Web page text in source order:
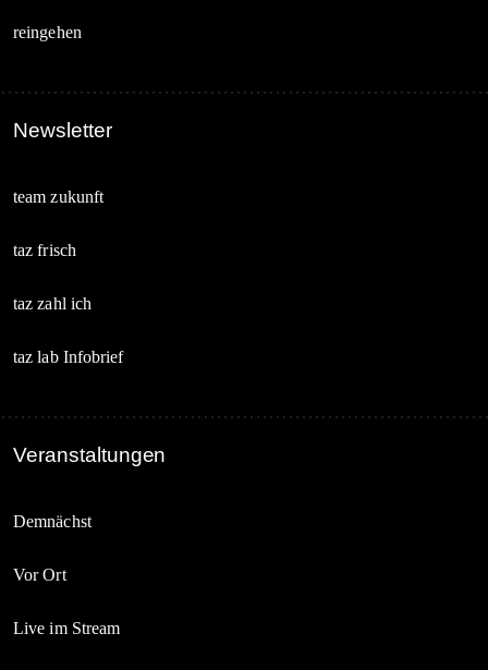
reingehen
Newsletter
team zukunft
taz frisch
taz zahl ich
taz lab Infobrief
Veranstaltungen
Demnächst
Vor Ort
Live im Stream